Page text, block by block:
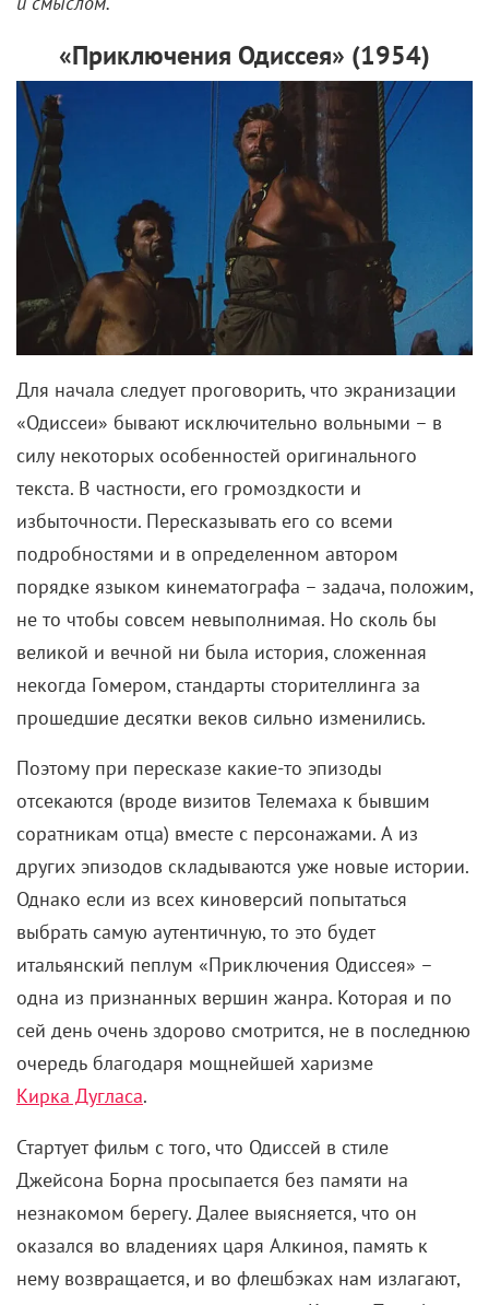
классику представил Андрей Кончаловский, а пару
лет назад вышло «Возвращение Одиссея» с Рэйфом
Файнсом и Жюльет Бинош. Но кинематограф, по
мнению Нолана, все еще нуждался в масштабной
адаптации Гомера, берущей максимум от
технических возможностей XXI века:
«Это не просто история – это сама история
И я хотел воспользоваться потрясающим
шансом познакомить с ней современную
аудиторию»
Эпический размах требовал соответствующих
вложений. Инсайдеры докладывали, что «Одиссея»
тянет на статус самого дорогостоящего проекта
Нолана, но Томас развеяла слухи:«Это не самое
дорогое наше творение, но фильм действительно
грандиозный». Бюджет составил $250 млн –
примерно столько же, сколько у «Темного рыцаря:
Возрождение легенды», чьи затраты оценивали в
$250–300 млн (если верить продюсеру, ближе к
правде вторая цифра). Над музыкальным
сопровождением, вопреки ожиданиям многих
фанатов, трудился не Ханс Циммер (Бэт-трилогия,
«Начало», «Интерстеллар», «Дюнкерк»), а Людвиг
уже больше «Оскаров», чем у Циммера, – три
против двух. Горанссон с Ноланом отказались от
оркестрового звучания: Людвиг использовал 35
бронзовых гонгов и лиру, а Кристофер взял рэпера
Трэвиса Скотта на роль кого-то вроде барда.